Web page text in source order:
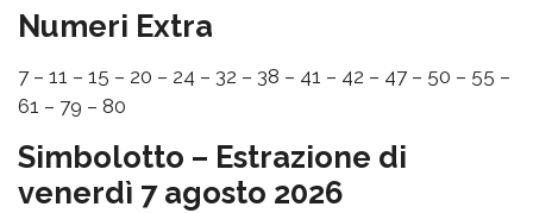
Numeri Extra
7 – 11 – 15 – 20 – 24 – 32 – 38 – 41 – 42 – 47 – 50 – 55 –
61 – 79 – 80
Simbolotto – Estrazione di
venerdì 7 agosto 2026